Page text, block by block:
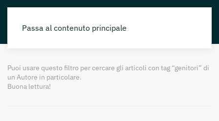
Passa al contenuto principale
Puoi usare questo filtro per cercare gli articoli con tag “genitori” di
un Autore in particolare.
Buona lettura!